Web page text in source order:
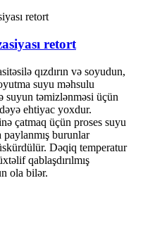
retort
qızdırın və soyudun,
suyu məhsulu
suyun təmizlənməsi üçün
ehtiyac yoxdur.
çatmaq üçün proses suyu
paylanmış burunlar
Dəqiq temperatur
qablaşdırılmış
ola bilər.